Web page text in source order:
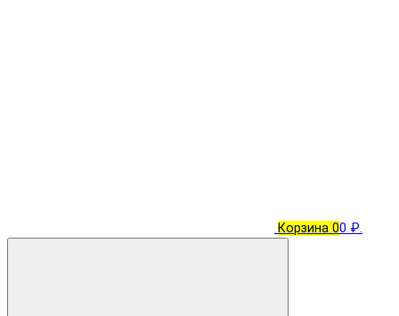
Корзина 00 ₽.